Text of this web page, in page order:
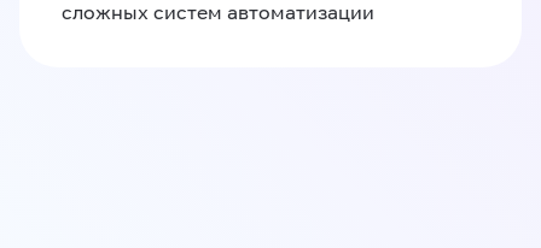
сложных систем автоматизации